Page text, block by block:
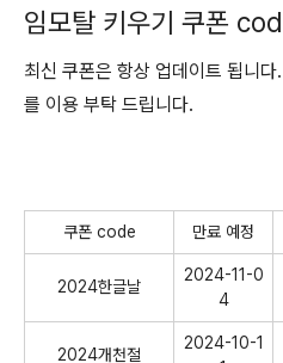
임모탈 키우기 쿠폰
최신 쿠폰은 항상 업데이트 됩니
를 이용 부탁 드립니다.
쿠폰 code 만료 예정
2024한글날
2024-11-0
4
2024개천절
2024-10-1